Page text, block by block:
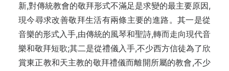
新,對傳統教會的敬拜形式不滿足是求變的最主要原因,
現今尋求改善敬拜生活有兩條主要的進路。其一是從
音樂的形式入手,由傳統的風琴和聖詩,轉而走向現代音
樂和敬拜短歌;其二是從禮儀入手,不少西方信徒為了欣
賞東正教和天主教的敬拜禮儀而離開所屬的教會,不少